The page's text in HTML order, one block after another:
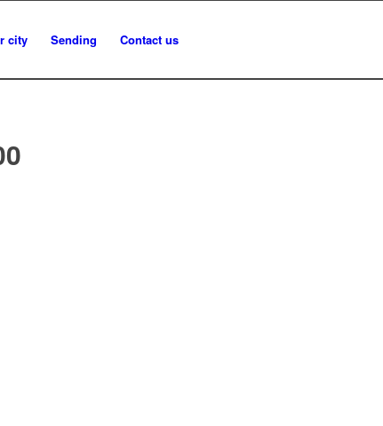
city Sending Contact us